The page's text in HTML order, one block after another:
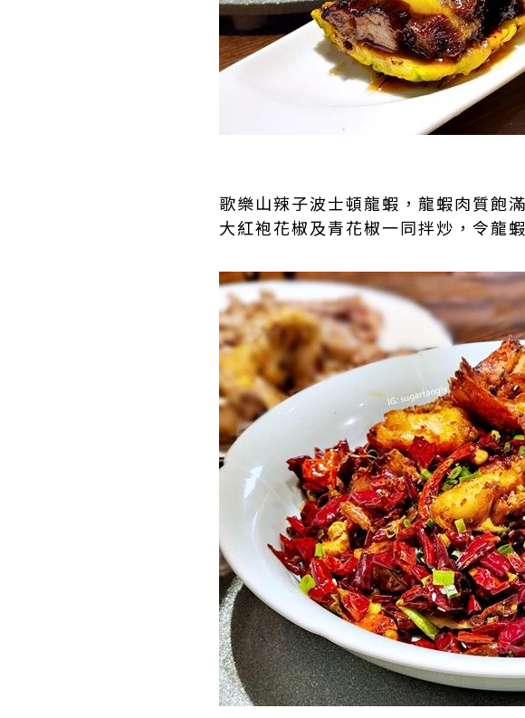
歌樂山辣子波士頓龍蝦，龍蝦肉質飽
大紅袍花椒及青花椒一同拌炒，令龍